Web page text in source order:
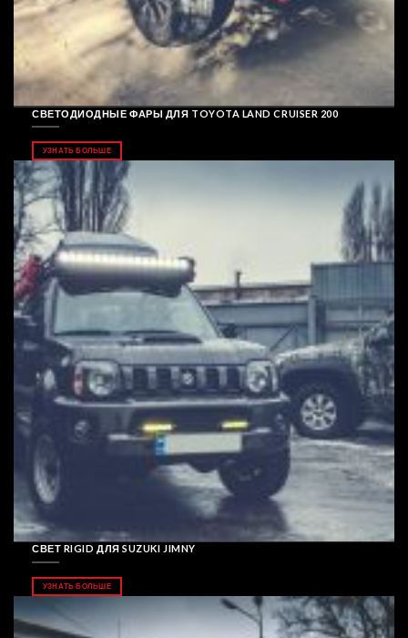
СВЕТОДИОДНЫЕ ФАРЫ ДЛЯ TOYOTA LAND CRUISER 200
УЗНАТЬ БОЛЬШЕ
СВЕТ RIGID ДЛЯ SUZUKI JIMNY
УЗНАТЬ БОЛЬШЕ